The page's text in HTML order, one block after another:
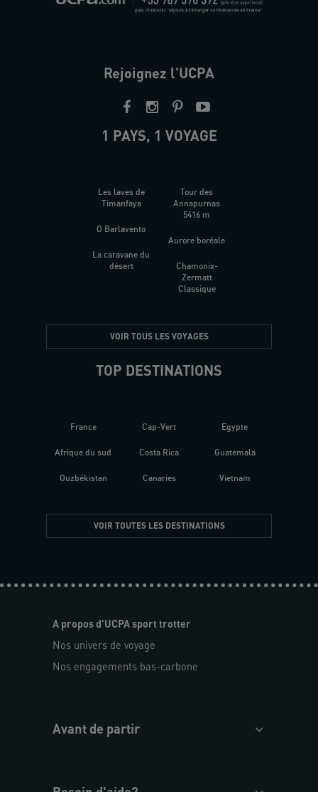
Rejoignez l'UCPA
1 PAYS, 1 VOYAGE
Les laves de
Timanfaya
O Barlavento
La caravane du
désert
Tour des
Annapurnas
5416 m
Aurore boréale
Chamonix-
Zermatt
Classique
VOIR TOUS LES VOYAGES
TOP DESTINATIONS
France
Afrique du sud
Ouzbékistan
Cap-Vert
Costa Rica
Canaries
Egypte
Guatemala
Vietnam
VOIR TOUTES LES DESTINATIONS
A propos d'UCPA sport trotter
Nos univers de voyage
Nos engagements bas-carbone
Avant de partir